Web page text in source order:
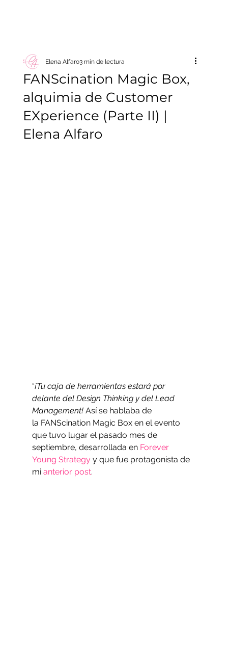
FANScination Magic Box,
alquimia de Customer
EXperience (Parte II) |
Elena Alfaro
Elena Alfaro3 min de lectura
“¡Tu caja de herramientas estará por
delante del Design Thinking y del Lead
Management! Así se hablaba de
la FANScination Magic Box en el evento
que tuvo lugar el pasado mes de
septiembre, desarrollada en Forever
Young Strategy y que fue protagonista de
mi anterior post.